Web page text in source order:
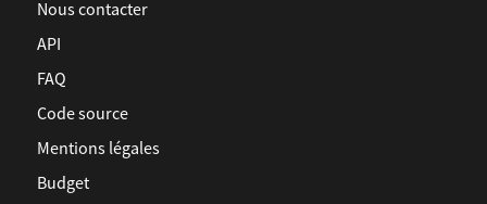
Nous contacter
API
FAQ
Code source
Mentions légales
Budget